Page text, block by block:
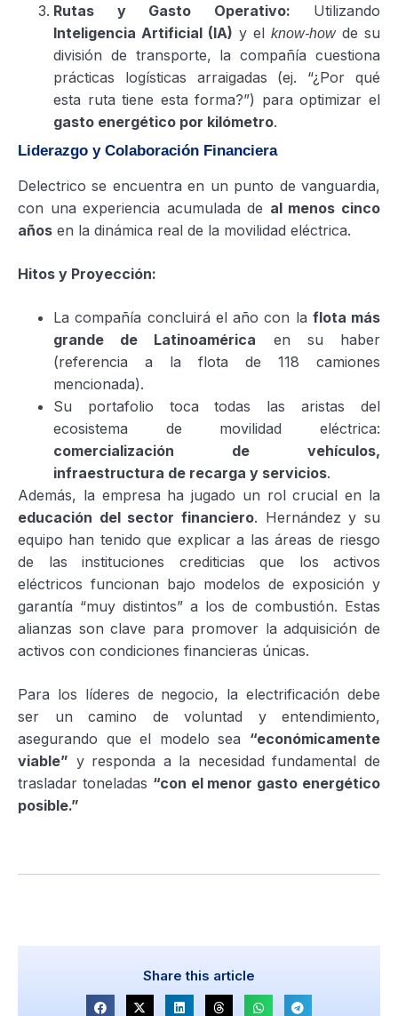
Rutas y Gasto Operativo: Utilizando
Inteligencia Artificial (IA) y el know-howde su
división de transporte, la compañía cuestiona
prácticas logísticas arraigadas (ej. “¿Por qué
esta ruta tiene esta forma?”) para optimizar el
gasto energético por kilómetro.
Liderazgo y Colaboración Financiera
Delectrico se encuentra en un punto de vanguardia,
con una experiencia acumulada de al menos cinco
años en la dinámica real de la movilidad eléctrica.
Hitos y Proyección:
La compañía concluirá el año con la flota más
grande de Latinoamérica en su haber
(referencia a la flota de 118 camiones
mencionada).
Su portafolio toca todas las aristas del
ecosistema de movilidad eléctrica:
comercialización de vehículos,
infraestructura de recarga y servicios.
Además, la empresa ha jugado un rol crucial en la
educación del sector financiero. Hernández y su
equipo han tenido que explicar a las áreas de riesgo
de las instituciones crediticias que los activos
eléctricos funcionan bajo modelos de exposición y
garantía “muy distintos” a los de combustión. Estas
alianzas son clave para promover la adquisición de
activos con condiciones financieras únicas.
Para los líderes de negocio, la electrificación debe
ser un camino de voluntad y entendimiento,
asegurando que el modelo sea “económicamente
viable” y responda a la necesidad fundamental de
trasladar toneladas “con el menor gasto energético
posible.”
Share this article